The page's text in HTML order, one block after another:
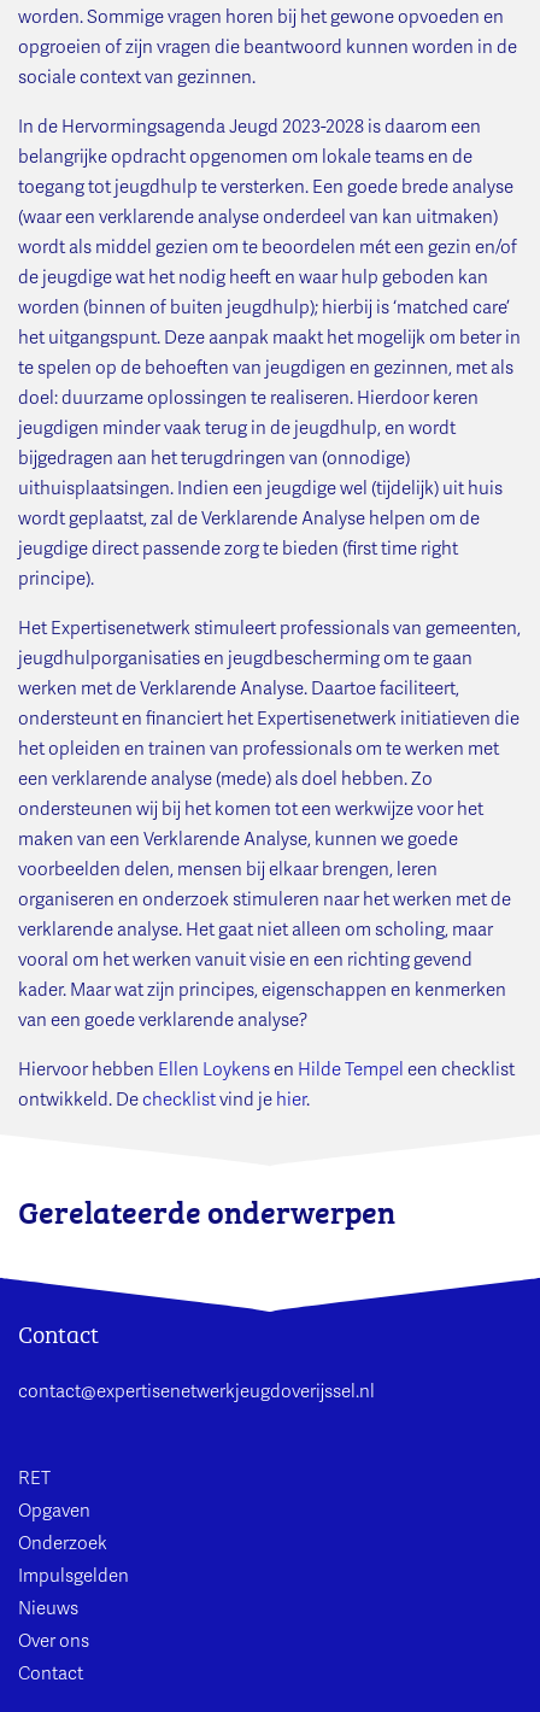
worden. Sommige vragen horen bij het gewone opvoeden en
opgroeien of zijn vragen die beantwoord kunnen worden in de
sociale context van gezinnen.
In de Hervormingsagenda Jeugd 2023-2028 is daarom een
belangrijke opdracht opgenomen om lokale teams en de
toegang tot jeugdhulp te versterken. Een goede brede analyse
(waar een verklarende analyse onderdeel van kan uitmaken)
wordt als middel gezien om te beoordelen mét een gezin en/of
de jeugdige wat het nodig heeft en waar hulp geboden kan
worden (binnen of buiten jeugdhulp); hierbij is ‘matched care’
het uitgangspunt. Deze aanpak maakt het mogelijk om beter in
te spelen op de behoeften van jeugdigen en gezinnen, met als
doel: duurzame oplossingen te realiseren. Hierdoor keren
jeugdigen minder vaak terug in de jeugdhulp, en wordt
bijgedragen aan het terugdringen van (onnodige)
uithuisplaatsingen. Indien een jeugdige wel (tijdelijk) uit huis
wordt geplaatst, zal de Verklarende Analyse helpen om de
jeugdige direct passende zorg te bieden (first time right
principe).
Het Expertisenetwerk stimuleert professionals van gemeenten,
jeugdhulporganisaties en jeugdbescherming om te gaan
werken met de Verklarende Analyse. Daartoe faciliteert,
ondersteunt en financiert het Expertisenetwerk initiatieven die
het opleiden en trainen van professionals om te werken met
een verklarende analyse (mede) als doel hebben. Zo
ondersteunen wij bij het komen tot een werkwijze voor het
maken van een Verklarende Analyse, kunnen we goede
voorbeelden delen, mensen bij elkaar brengen, leren
organiseren en onderzoek stimuleren naar het werken met de
verklarende analyse. Het gaat niet alleen om scholing, maar
vooral om het werken vanuit visie en een richting gevend
kader. Maar wat zijn principes, eigenschappen en kenmerken
van een goede verklarende analyse?
Hiervoor hebben Ellen Loykensen Hilde Tempel een checklist
ontwikkeld. Dechecklistvind je hier.
Gerelateerde onderwerpen
Contact
contact@expertisenetwerkjeugdoverijssel.nl
RET
Opgaven
Onderzoek
Impulsgelden
Nieuws
Over ons
Contact